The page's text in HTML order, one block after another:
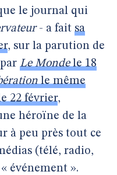
le journal qui
- a fait sa
, sur la parution de
Le Mondele 18
le même
22 février,
héroïne de la
à peu près tout ce
(télé, radio,
événement ».